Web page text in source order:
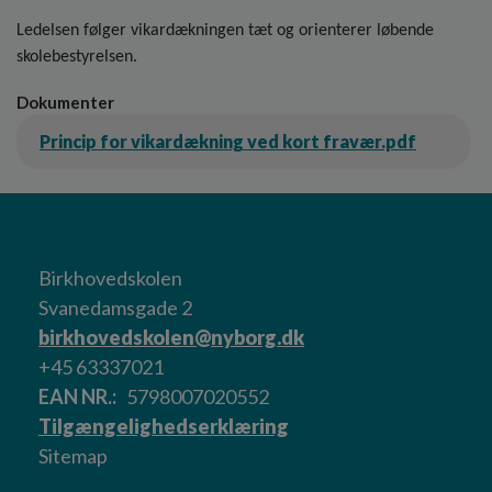
Ledelsen følger vikardækningen tæt og orienterer løbende
skolebestyrelsen.
Dokumenter
Princip for vikardækning ved kort fravær.pdf
Birkhovedskolen
Svanedamsgade 2
birkhovedskolen@nyborg.dk
+45 63337021
EAN NR.
5798007020552
Tilgængelighedserklæring
Sitemap